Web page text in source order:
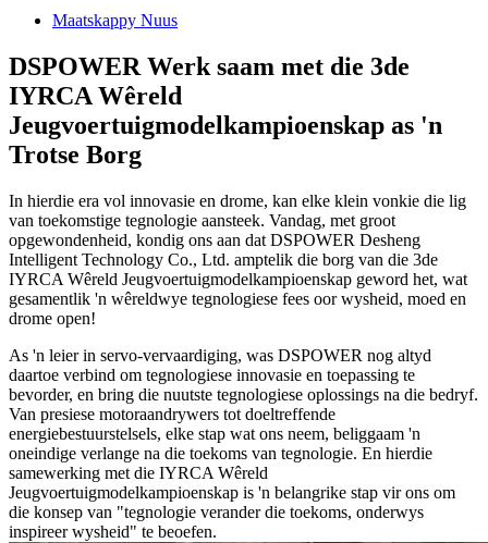
Maatskappy Nuus
DSPOWER Werk saam met die 3de
IYRCA Wêreld
Jeugvoertuigmodelkampioenskap as 'n
Trotse Borg
In hierdie era vol innovasie en drome, kan elke klein vonkie die lig
van toekomstige tegnologie aansteek. Vandag, met groot
opgewondenheid, kondig ons aan dat DSPOWER Desheng
Intelligent Technology Co., Ltd. amptelik die borg van die 3de
IYRCA Wêreld Jeugvoertuigmodelkampioenskap geword het, wat
gesamentlik 'n wêreldwye tegnologiese fees oor wysheid, moed en
drome open!
As 'n leier in servo-vervaardiging, was DSPOWER nog altyd
daartoe verbind om tegnologiese innovasie en toepassing te
bevorder, en bring die nuutste tegnologiese oplossings na die bedryf.
Van presiese motoraandrywers tot doeltreffende
energiebestuurstelsels, elke stap wat ons neem, beliggaam 'n
oneindige verlange na die toekoms van tegnologie. En hierdie
samewerking met die IYRCA Wêreld
Jeugvoertuigmodelkampioenskap is 'n belangrike stap vir ons om
die konsep van "tegnologie verander die toekoms, onderwys
inspireer wysheid" te beoefen.